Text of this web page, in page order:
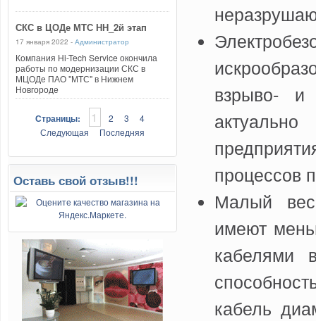
СКС в ЦОДе МТС НН_2й этап
17 января 2022 - Администратор
Компания Hi-Tech Service окончила
работы по модернизации СКС в
МЦОДе ПАО "МТС" в Нижнем
Новгороде
Страницы: 1 2 3
4
Следующая
Последняя
Оставь свой отзыв!!!
взрыво- и
процессов
Малый
имеют
кабелями
кабель